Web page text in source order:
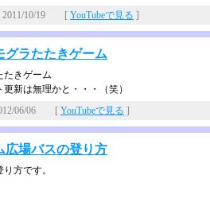
2011/10/19 [ YouTubeで見る ]
ラたたきゲーム
きゲーム
新は無理かと・・・（笑）
06/06 [ YouTubeで見る ]
場バスの登り方
方です。